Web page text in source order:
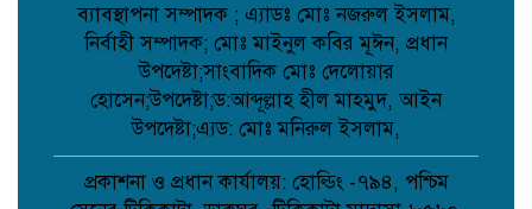
কবিতা: আত্মমর্যাদা;
বৈরী আবহাওয়া উপেক্ষা করে মাদারগঞ্জে
বিএনপির আনন্দ ও বিজয় মিছিল;
ব্যাবস্থাপনা সম্পাদক ; এ্যাডঃ মোঃ নজরুল ইসলাম,
নির্বাহী সম্পাদক; মোঃ মাইনুল কবির মূঈন, প্রধান
উপদেষ্টা;সাংবাদিক মোঃ দেলোয়ার
হোসেন;উপদেষ্টা;ড:আব্দূল্লাহ হীল মাহমুদ, আইন
উপদেষ্টা;এ্যড: মোঃ মনিরুল ইসলাম,
প্রকাশনা ও প্রধান কার্যালয়: হোল্ডিং -৭৯৪, পশ্চিম